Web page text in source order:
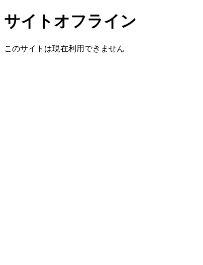
サイトオフライン
このサイトは現在利用できません